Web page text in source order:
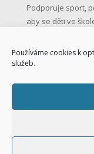
Používáme cookies k
služeb.
Podporuje sport,
aby se děti ve
KONTAKTNÍ
Základní škola
Velká Dlážka 5,
IČO: 47858354
Mob.: 731 128 147